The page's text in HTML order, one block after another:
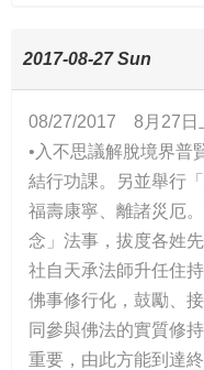
2017-08-27 Sun
08/27/2017 8月27日
•入不思議解脫境界普
結行功課。另並舉行
福壽康寧、離諸災厄
念」法事，拔度各姓
社自天承法師升任住
佛事修行化，鼓勵、
同參與佛法的實質修
重要，由此方能到達